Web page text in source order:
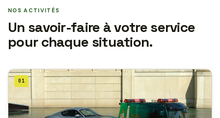
NOS ACTIVITÉS
Un savoir-faire à votre service
pour chaque situation.
01